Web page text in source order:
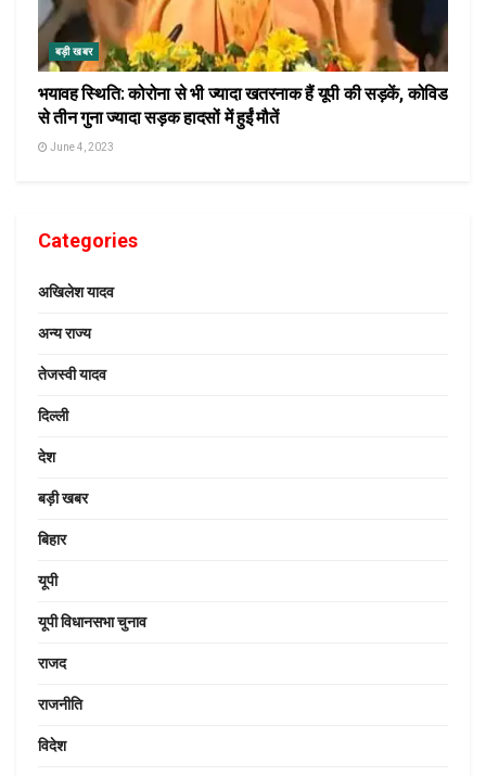
बड़ी खबर
भयावह स्थिति: कोरोना से भी ज्यादा खतरनाक हैं यूपी की सड़कें, कोविड
से तीन गुना ज्यादा सड़क हादसों में हुईं मौतें
June 4, 2023
Categories
अखिलेश यादव
अन्य राज्य
तेजस्वी यादव
दिल्ली
देश
बड़ी खबर
बिहार
यूपी
यूपी विधानसभा चुनाव
राजद
राजनीति
विदेश